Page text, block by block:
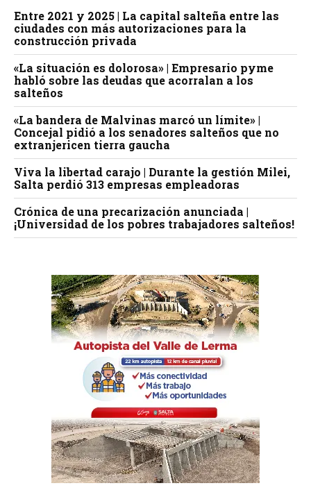
Entre 2021 y 2025 | La capital salteña entre las
ciudades con más autorizaciones para la
construcción privada
«La situación es dolorosa» | Empresario pyme
habló sobre las deudas que acorralan a los
salteños
«La bandera de Malvinas marcó un límite» |
Concejal pidió a los senadores salteños que no
extranjericen tierra gaucha
Viva la libertad carajo | Durante la gestión Milei,
Salta perdió 313 empresas empleadoras
Crónica de una precarización anunciada |
¡Universidad de los pobres trabajadores salteños!